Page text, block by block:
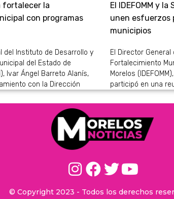
fortalecer la
con programas
del Instituto de Desarrollo y
del Estado de
Ivar Ángel Barreto Alanís,
con la Dirección
El IDEFOMM y
unen esfuerzos
municipios
El Director
Fortalecimiento
Morelos
participó en una
© Copyright 2023 - Todos los derechos